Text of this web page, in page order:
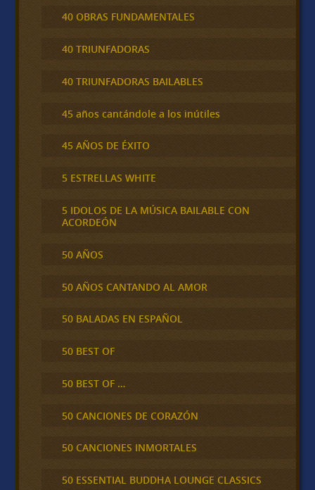
40 OBRAS FUNDAMENTALES
40 TRIUNFADORAS
40 TRIUNFADORAS BAILABLES
45 años cantándole a los inútiles
45 AÑOS DE ÉXITO
5 ESTRELLAS WHITE
5 IDOLOS DE LA MÚSICA BAILABLE CON
ACORDEÓN
50 AÑOS
50 AÑOS CANTANDO AL AMOR
50 BALADAS EN ESPAÑOL
50 BEST OF
50 BEST OF …
50 CANCIONES DE CORAZÓN
50 CANCIONES INMORTALES
50 ESSENTIAL BUDDHA LOUNGE CLASSICS